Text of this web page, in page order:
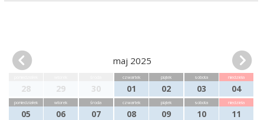
maj 2025
28 29 30
czwartek
01
piątek
02
sobota
03
niedziela
04
poniedziałek
05
wtorek
06
środa
07
czwartek
08
piątek
09
sobota
10
niedziela
11